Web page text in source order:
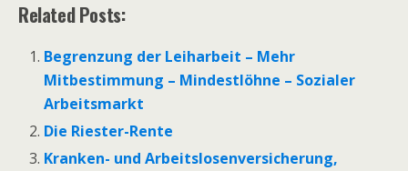
Related Posts:
Begrenzung der Leiharbeit – Mehr
Mitbestimmung – Mindestlöhne – Sozialer
Arbeitsmarkt
Die Riester-Rente
Kranken- und Arbeitslosenversicherung,